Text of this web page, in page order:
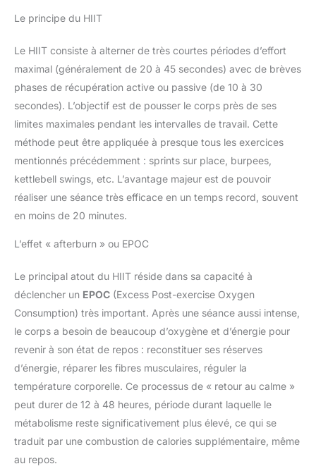
vendeur > Cliquez sur « Poser
Le principe du HIIT
Le HIIT consiste à alterner de très courtes périodes d’effort
maximal (généralement de 20 à 45 secondes) avec de brèves
phases de récupération active ou passive (de 10 à 30
secondes). L’objectif est de pousser le corps près de ses
limites maximales pendant les intervalles de travail. Cette
méthode peut être appliquée à presque tous les exercices
mentionnés précédemment : sprints sur place, burpees,
kettlebell swings, etc. L’avantage majeur est de pouvoir
réaliser une séance très efficace en un temps record, souvent
en moins de 20 minutes.
L’effet « afterburn » ou EPOC
Le principal atout du HIIT réside dans sa capacité à
déclencher un EPOC (Excess Post-exercise Oxygen
Consumption) très important. Après une séance aussi intense,
le corps a besoin de beaucoup d’oxygène et d’énergie pour
revenir à son état de repos : reconstituer ses réserves
d’énergie, réparer les fibres musculaires, réguler la
température corporelle. Ce processus de « retour au calme »
peut durer de 12 à 48 heures, période durant laquelle le
métabolisme reste significativement plus élevé, ce qui se
traduit par une combustion de calories supplémentaire, même
au repos.